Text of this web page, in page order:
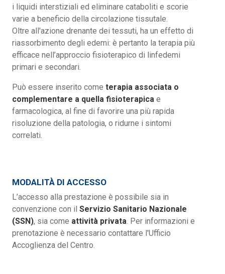
i liquidi interstiziali ed eliminare cataboliti e scorie
varie a beneficio della circolazione tissutale.
Oltre all'azione drenante dei tessuti, ha un effetto di
riassorbimento degli edemi: è pertanto la terapia più
efficace nell’approccio fisioterapico di linfedemi
primari e secondari.
Può essere inserito come terapia associata o
complementare a quella fisioterapica e
farmacologica, al fine di favorire una più rapida
risoluzione della patologia, o ridurne i sintomi
correlati.
MODALITÀ DI ACCESSO
L’accesso alla prestazione è possibile sia in
convenzione con il Servizio Sanitario Nazionale
(SSN), sia come attività privata . Per informazioni e
prenotazione è necessario contattare l'Ufficio
Accoglienza del Centro.